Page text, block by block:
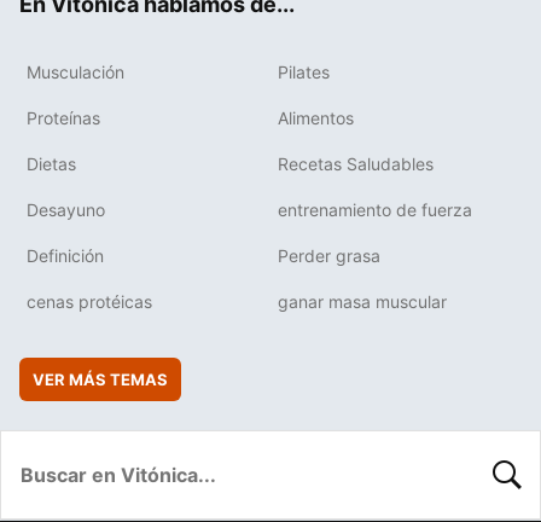
Musculación Pilates
Proteínas Alimentos
Dietas Recetas Saludables
Desayuno entrenamiento de fuerza
Definición Perder grasa
cenas protéicas ganar masa muscular
VER MÁS TEMAS